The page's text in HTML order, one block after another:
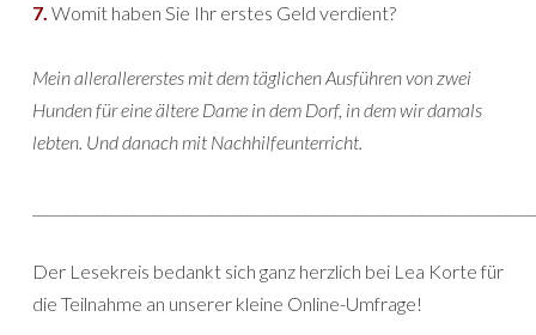
7. Womit haben Sie Ihr erstes Geld verdient?
Mein allerallererstes mit dem täglichen Ausführen von zwei
Hunden für eine ältere Dame in dem Dorf, in dem wir damals
lebten. Und danach mit Nachhilfeunterricht.
Der Lesekreis bedankt sich ganz herzlich bei Lea Korte für
die Teilnahme an unserer kleine Online-Umfrage!